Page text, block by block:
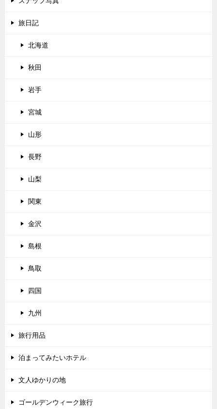
旅日記
北海道
秋田
岩手
宮城
山形
長野
山梨
関東
金沢
島根
鳥取
四国
九州
旅行用品
泊まってみたいホテル
文人ゆかりの地
ゴールデンウィーク旅行